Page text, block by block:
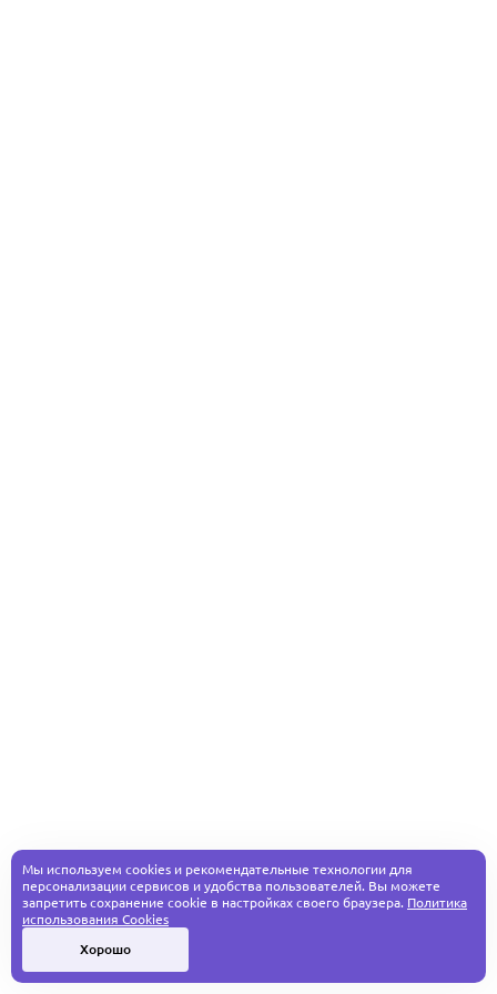
Мы используем cookies и рекомендательные технологии для
персонализации сервисов и удобства пользователей. Вы можете
запретить сохранение cookie в настройках своего браузера. Политика
использования Cookies
Хорошо